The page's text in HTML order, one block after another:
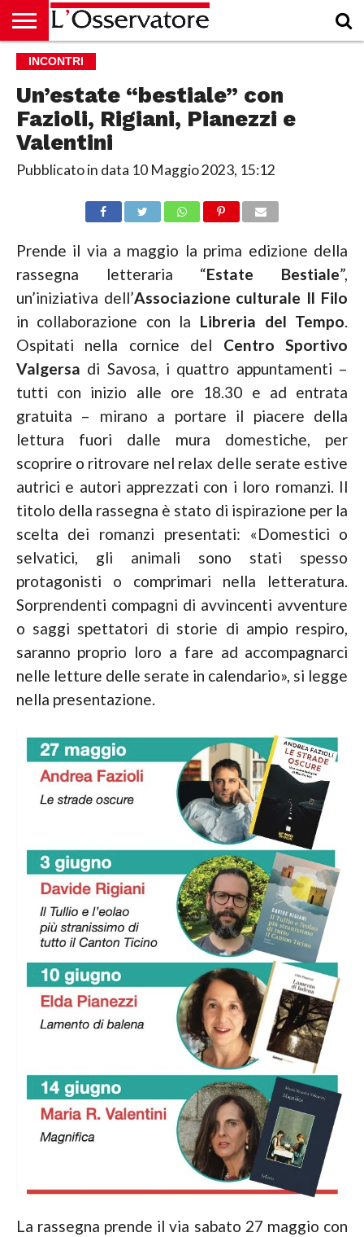
HOME
CULTURA
ECONOMIA
RUBRICHE
ARCHIVIO
PODCAST
ABBONAMENTO
CHI
ACCEDI
INCONTRI
Un’estate “bestiale” con
Fazioli, Rigiani, Pianezzi e
Valentini
Pubblicato in data 10 Maggio 2023, 15:12
Prende il via a maggio la prima edizione della
rassegna letteraria “Estate Bestiale”,
un’iniziativa dell’Associazione culturale Il Filo
in collaborazione con la Libreria del Tempo.
Ospitati nella cornice del Centro Sportivo
Valgersa di Savosa, i quattro appuntamenti –
tutti con inizio alle ore 18.30 e ad entrata
gratuita – mirano a portare il piacere della
lettura fuori dalle mura domestiche, per
scoprire o ritrovare nel relax delle serate estive
autrici e autori apprezzati con i loro romanzi. Il
titolo della rassegna è stato di ispirazione per la
scelta dei romanzi presentati: «Domestici o
selvatici, gli animali sono stati spesso
protagonisti o comprimari nella letteratura.
Sorprendenti compagni di avvincenti avventure
o saggi spettatori di storie di ampio respiro,
saranno proprio loro a fare ad accompagnarci
nelle letture delle serate in calendario», si legge
nella presentazione.
La rassegna prende il via sabato 27 maggio con